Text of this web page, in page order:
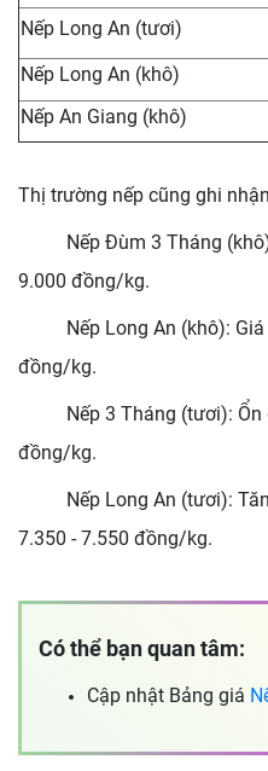
Nếp Long An (tươi)
Nếp Long An (khô)
Nếp An Giang (khô)
Thị trường nếp cũng ghi
Nếp Đùm 3 Tháng
9.000 đồng/kg.
Nếp Long An (khô):
đồng/kg.
Nếp 3 Tháng (tươi):
đồng/kg.
Nếp Long An (tươi):
7.350 - 7.550 đồng/kg.
Có thể bạn quan tâm:
Cập nhật Bảng giá